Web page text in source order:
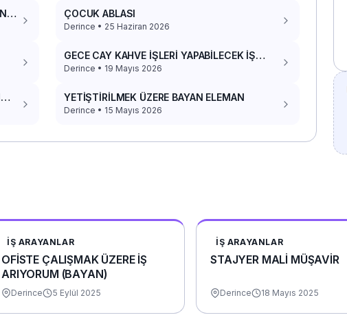
ÇOCUK ABLASI
Derince • 25 Haziran 2026
GECE CAY KAHVE İŞLERİ YAPABİLECEK İŞ
ARKADAŞI
Derince • 19 Mayıs 2026
YETİŞTİRİLMEK ÜZERE BAYAN ELEMAN
Derince • 15 Mayıs 2026
İŞ ARAYANLAR
OFİSTE ÇALIŞMAK ÜZERE İŞ
ARIYORUM (BAYAN)
Derince 5 Eylül 2025
İŞ ARAYANLAR
STAJYER MALİ MÜŞAVİR
Derince 18 Mayıs 2025